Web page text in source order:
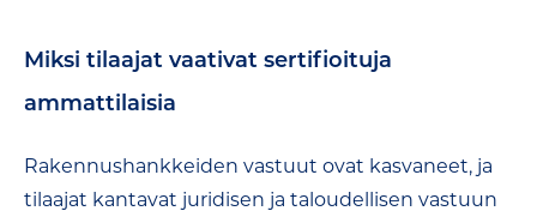
Miksi tilaajat vaativat sertifioituja
ammattilaisia
Rakennushankkeiden vastuut ovat kasvaneet, ja
tilaajat kantavat juridisen ja taloudellisen vastuun